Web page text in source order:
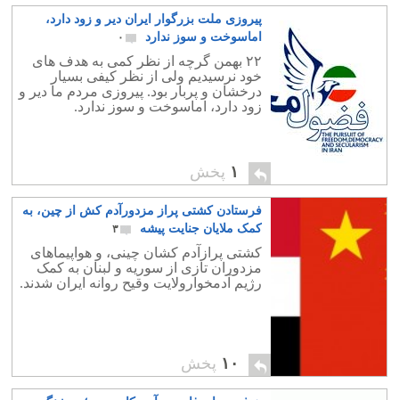
پیروزی ملت بزرگوار ایران دیر و زود دارد،
اماسوخت و سوز ندارد
۰
۲۲ بهمن گرچه از نظر کمی به هدف های
خود نرسیدیم ولی از نظر کیفی بسیار
درخشان و پربار بود. پیروزی مردم ما دیر و
زود دارد، اماسوخت و سوز ندارد.
۱ پخش
فرستادن کشتی پراز مزدورآدم کش از چین، به
کمک ملایان جنایت پیشه
۳
کشتی پرازآدم کشان چینی، و هواپیماهای
مزدوران تازی از سوریه و لبنان به کمک
رژیم آدمخوارولایت وقیح روانه ایران شدند.
۱۰ پخش